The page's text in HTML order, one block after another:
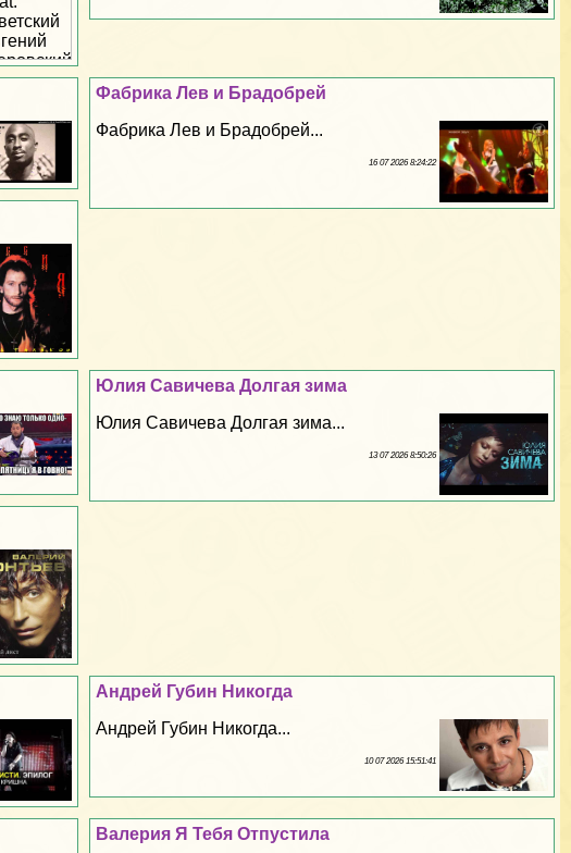
Фабрика Лев и Брадобрей
Фабрика Лев и Брадобрей...
16 07 2026 8:24:22
Юлия Савичева Долгая зима
Юлия Савичева Долгая зима...
13 07 2026 8:50:26
Андрей Губин Никогда
Андрей Губин Никогда...
10 07 2026 15:51:41
Валерия Я Тебя Отпустила